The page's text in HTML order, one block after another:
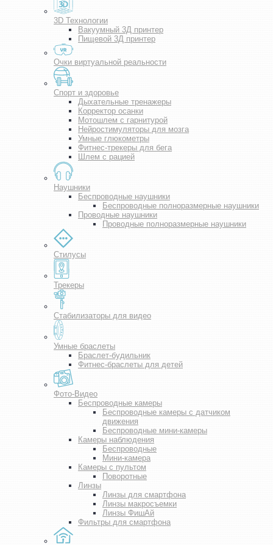
3D Технологии
Вакуумный 3Д принтер
Пищевой 3Д принтер
Очки виртуальной реальности
Спорт и здоровье
Дыхательные тренажеры
Корректор осанки
Мотошлем с гарнитурой
Нейростимуляторы для мозга
Умные глюкометры
Фитнес-трекеры для бега
Шлем с рацией
Наушники
Беспроводные наушники
Беспроводные полноразмерные наушники
Проводные наушники
Проводные полноразмерные наушники
Стилусы
Трекеры
Стабилизаторы для видео
Умные браслеты
Браслет-будильник
Фитнес-браслеты для детей
Фото-Видео
Беспроводные камеры
Беспроводные камеры с датчиком
движения
Беспроводные мини-камеры
Камеры наблюдения
Беспроводные
Мини-камера
Камеры с пультом
Поворотные
Линзы
Линзы для смартфона
Линзы макросъемки
Линзы ФишАй
Фильтры для смартфона